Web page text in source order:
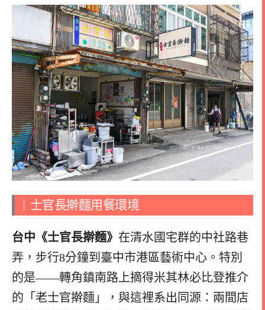
｜士官長擀麵用餐環境
台中《士官長擀麵》 在清水國宅群的中社路巷
弄，步行8分鐘到臺中市港區藝術中心。特別
的是——轉角鎮南路上摘得米其林必比登推介
的「老士官擀麵」，與這裡系出同源：兩間店